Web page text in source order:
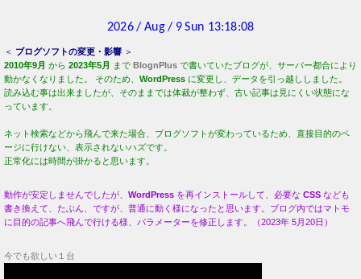
＜ ブログソフトの変更・影響 ＞
2010年9月 から 2023年5月 まで BlognPlus で書いていたブログが、サーバー都合により
動かなくなりました。 そのため、 WordPress に変更し、データを引っ越ししました。
読み込む事は出来ましたが、そのままでは体裁が整わず、古い記事は見にくい状態にな
っています。
ネット検索などから飛んで来た場合、ブログソフトが変わっているため、直接目的のペ
ージに行けない、表示されないハズです。
正常化には時間が掛かると思います。
動作が安定しませんでしたが、 WordPress を再インストールして、必要な CSS なども
書き換えて、たぶん、ですが、普通に動く様になったと思います。ブログ内ではマトモ
に目的の記事へ飛んで行ける様、パラメーターを修正します。（2023年 5月20日）
今でも欲しい１台